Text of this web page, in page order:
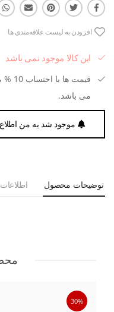
افزودن به لیست علاقه‌مندی ها
این کالا موجود نمی باشد
می باشد.
موجود شد به من
توضیحات محصول
30%